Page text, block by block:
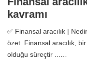
kavramı
✅ Finansal aracılık |
özet. Finansal aracılık,
olduğu süreçtir ...…